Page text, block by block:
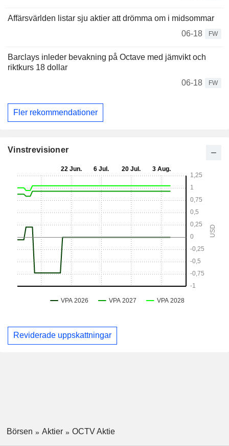
Affärsvärlden listar sju aktier att drömma om i midsommar
06-18
FW
Barclays inleder bevakning på Octave med jämvikt och
riktkurs 18 dollar
06-18
FW
Fler rekommendationer
Vinstrevisioner
Reviderade uppskattningar
Börsen Aktier OCTV Aktie